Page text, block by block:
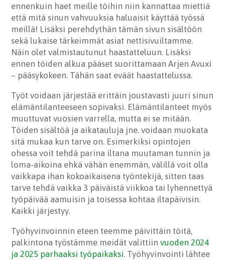
ennenkuin haet meille töihin niin kannattaa miettiä
että mitä sinun vahvuuksia haluaisit käyttää työssä
meillä! Lisäksi perehdythän tämän sivun sisältöön
sekä lukaise tärkeimmät asiat nettisivuiltamme.
Näin olet valmistautunut haastatteluun. Lisäksi
ennen töiden alkua pääset suorittamaan Arjen Avuxi
– pääsykokeen. Tähän saat eväät haastattelussa.
Työt voidaan järjestää erittäin joustavasti juuri sinun
elämäntilanteeseen sopivaksi. Elämäntilanteet myös
muuttuvat vuosien varrella, mutta ei se mitään.
Töiden sisältöä ja aikatauluja jne. voidaan muokata
sitä mukaa kun tarve on. Esimerkiksi opintojen
ohessa voit tehdä parina iltana muutaman tunnin ja
loma-aikoina ehkä vähän enemmän, välillä voit olla
vaikkapa ihan kokoaikaisena työntekijä, sitten taas
tarve tehdä vaikka 3 päiväistä viikkoa tai lyhennettyä
työpäivää aamuisin ja toisessa kohtaa iltapäivisin.
Kaikki järjestyy.
Työhyvinvoinnin eteen teemme päivittäin töitä,
palkintona työstämme meidät valittiinvuoden 2024
ja 2025 parhaaksi työpaikaksi. Työhyvinvointi lähtee